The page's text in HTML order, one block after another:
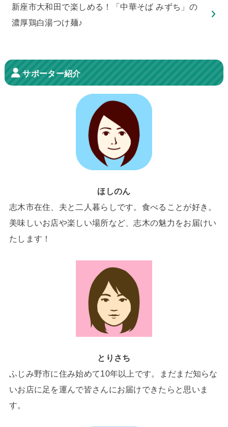
新座市大和田で楽しめる！「中華そば みずち」の
濃厚鶏白湯つけ麺♪
サポーター紹介
ほしのん
志木市在住、夫と二人暮らしです。食べることが好き。
美味しいお店や楽しい場所など、志木の魅力をお届けい
たします！
とりさち
ふじみ野市に住み始めて10年以上です。まだまだ知らな
いお店に足を運んで皆さんにお届けできたらと思いま
す。